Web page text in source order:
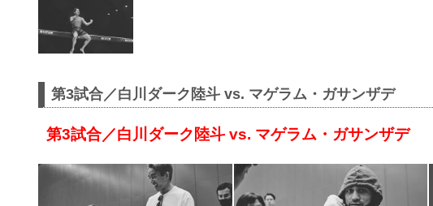
第3試合／白川ダーク陸斗 vs. マゲラム・ガサンザデ
第3試合／白川ダーク陸斗 vs. マゲラム・ガサンザデ